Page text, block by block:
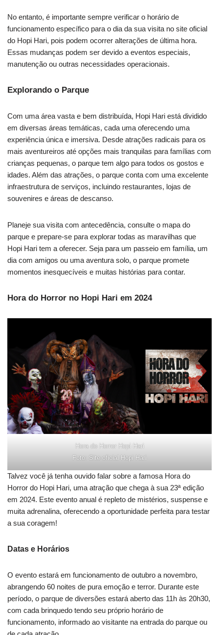
No entanto, é importante sempre verificar o horário de
funcionamento específico para o dia da sua visita no site oficial
do Hopi Hari, pois podem ocorrer alterações de última hora.
Essas mudanças podem ser devido a eventos especiais,
manutenção ou outras necessidades operacionais.
Explorando o Parque
Com uma área vasta e bem distribuída, Hopi Hari está dividido
em diversas áreas temáticas, cada uma oferecendo uma
experiência única e imersiva. Desde atrações radicais para os
mais aventureiros até opções mais tranquilas para famílias com
crianças pequenas, o parque tem algo para todos os gostos e
idades. Além das atrações, o parque conta com uma excelente
infraestrutura de serviços, incluindo restaurantes, lojas de
souvenires e áreas de descanso.
Planeje sua visita com antecedência, consulte o mapa do
parque e prepare-se para explorar todas as maravilhas que
Hopi Hari tem a oferecer. Seja para um passeio em família, um
dia com amigos ou uma aventura solo, o parque promete
momentos inesquecíveis e muitas histórias para contar.
Hora do Horror no Hopi Hari em 2024
Hora do Horror Hopi Hari
Foto: Site oficial Hopi Hari
Talvez você já tenha ouvido falar sobre a famosa Hora do
Horror do Hopi Hari, uma atração que chega à sua 23ª edição
em 2024. Este evento anual é repleto de mistérios, suspense e
muita adrenalina, oferecendo a oportunidade perfeita para testar
a sua coragem!
Datas e Horários
O evento estará em funcionamento de outubro a novembro,
abrangendo 60 noites de pura emoção e terror. Durante este
período, o parque de diversões estará aberto das 11h às 20h30,
com cada brinquedo tendo seu próprio horário de
funcionamento, informado ao visitante na entrada do parque ou